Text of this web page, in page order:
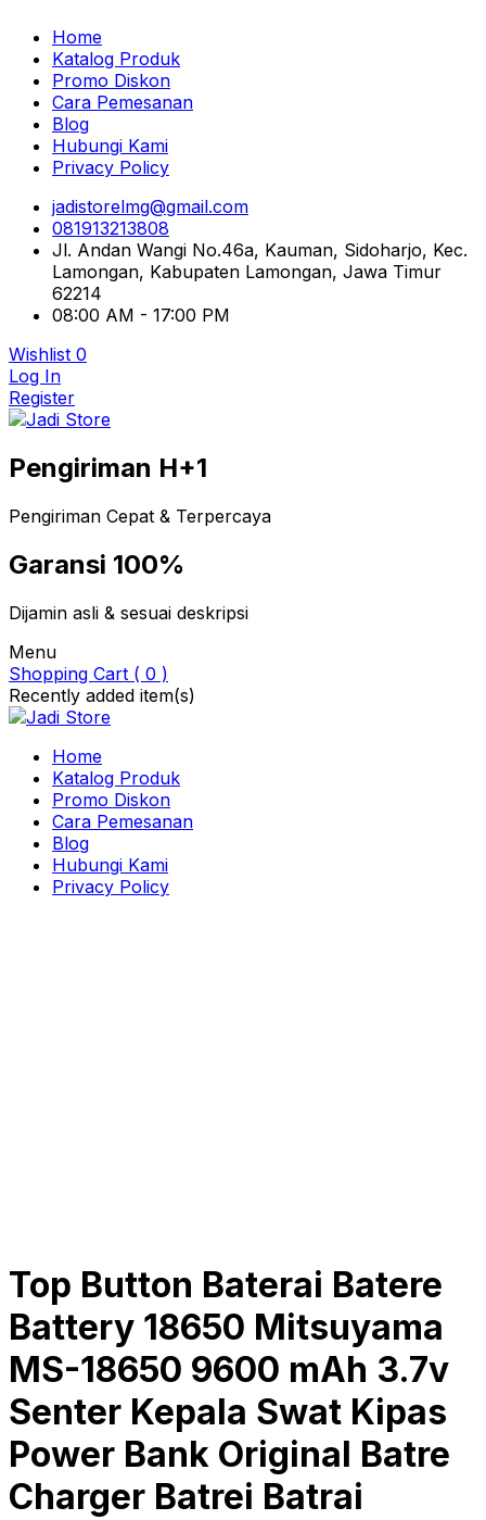
Home
Katalog Produk
Promo Diskon
Cara Pemesanan
Blog
Hubungi Kami
Privacy Policy
jadistorelmg@gmail.com
081913213808
Jl. Andan Wangi No.46a, Kauman, Sidoharjo, Kec.
Lamongan, Kabupaten Lamongan, Jawa Timur
62214
08:00 AM - 17:00 PM
Wishlist 0
Log In
Register
Pusat Aksesoris HP, Komputer & Produk Unik di
Lamongan
Pengiriman H+1
Pengiriman Cepat & Terpercaya
Garansi 100%
Dijamin asli & sesuai deskripsi
Menu
Shopping Cart ( 0 )
Recently added item(s)
Home
Katalog Produk
Promo Diskon
Cara Pemesanan
Blog
Hubungi Kami
Privacy Policy
Top Button Baterai Batere
Battery 18650 Mitsuyama
MS-18650 9600 mAh 3.7v
Senter Kepala Swat Kipas
Power Bank Original Batre
Charger Batrei Batrai